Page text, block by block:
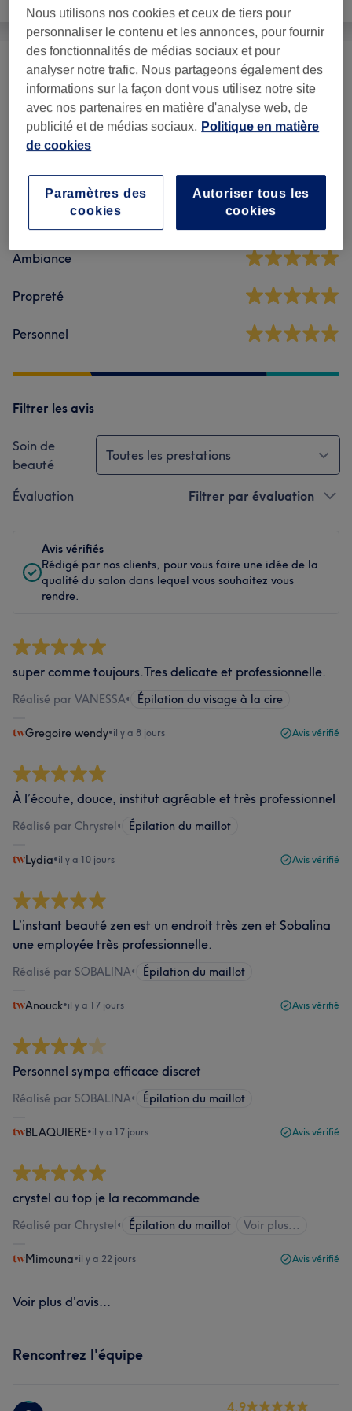
Épilation À La Cire (16) à partir de 2 €
Avis sur l'établissement
4,8
Ambiance
Propreté
Personnel
Filtrer les avis
Soin de
beauté
Toutes les prestations
Évaluation Filtrer par évaluation
Avis vérifiés
Rédigé par nos clients, pour vous faire une idée de la
qualité du salon dans lequel vous souhaitez vous
rendre.
super comme toujours.Tres delicate et professionnelle.
Réalisé par VANESSA• Épilation du visage à la cire
Gregoire wendy•il y a 8 jours Avis vérifié
À l’écoute, douce, institut agréable et très professionnel
Réalisé par Chrystel• Épilation du maillot
Lydia•il y a 10 jours Avis vérifié
L’instant beauté zen est un endroit très zen et Sobalina
une employée très professionnelle.
Réalisé par SOBALINA• Épilation du maillot
Anouck•il y a 17 jours Avis vérifié
Personnel sympa efficace discret
Réalisé par SOBALINA• Épilation du maillot
BLAQUIERE•il y a 17 jours Avis vérifié
crystel au top je la recommande
Réalisé par Chrystel• Épilation du maillot Voir plus...
Mimouna•il y a 22 jours Avis vérifié
Voir plus d'avis...
Rencontrez l'équipe
4.9
Nous utilisons nos cookies et ceux de tiers pour
personnaliser le contenu et les annonces, pour fournir
des fonctionnalités de médias sociaux et pour
analyser notre trafic. Nous partageons également des
informations sur la façon dont vous utilisez notre site
avec nos partenaires en matière d'analyse web, de
publicité et de médias sociaux. Politique en matière
de cookies
Autoriser tous les
cookies
Paramètres des
cookies